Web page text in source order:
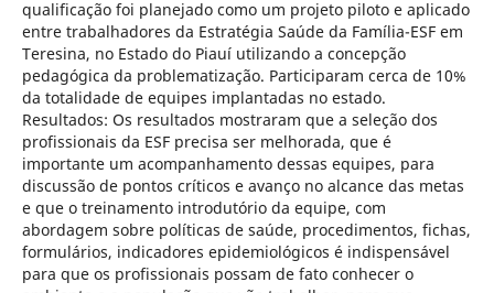
qualificação foi planejado como um projeto piloto e aplicado
entre trabalhadores da Estratégia Saúde da Família-ESF em
Teresina, no Estado do Piauí utilizando a concepção
pedagógica da problematização. Participaram cerca de 10%
da totalidade de equipes implantadas no estado.
Resultados: Os resultados mostraram que a seleção dos
profissionais da ESF precisa ser melhorada, que é
importante um acompanhamento dessas equipes, para
discussão de pontos críticos e avanço no alcance das metas
e que o treinamento introdutório da equipe, com
abordagem sobre políticas de saúde, procedimentos, fichas,
formulários, indicadores epidemiológicos é indispensável
para que os profissionais possam de fato conhecer o